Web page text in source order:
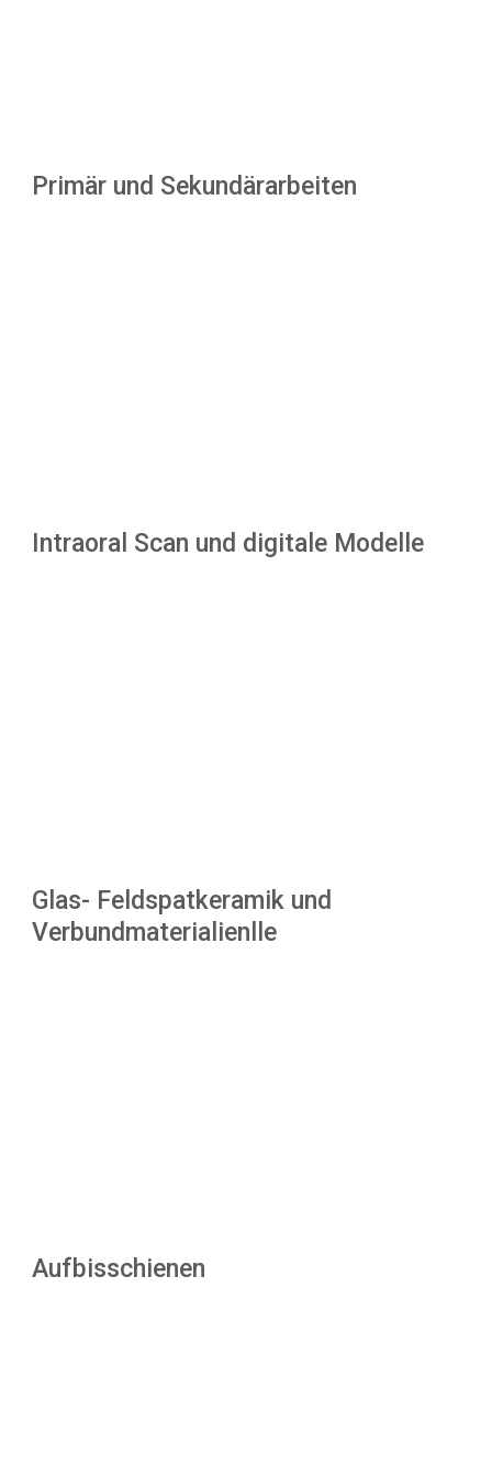
Primär und Sekundärarbeiten
Intraoral Scan und digitale Modelle
Glas- Feldspatkeramik und
Verbundmaterialienlle
Aufbisschienen